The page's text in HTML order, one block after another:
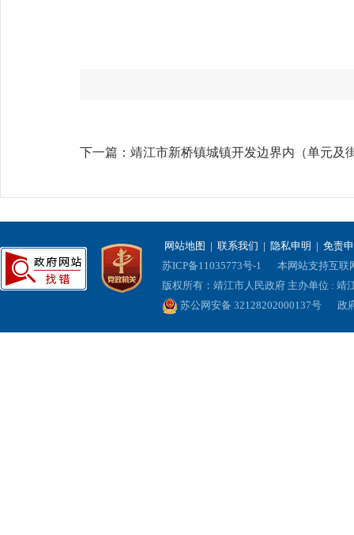
下一篇： 靖江市新桥镇城镇开发边界内（单元及
网站地图 | 联系我们 | 隐私申明 | 免责
苏ICP备11035773号-1
本网站支持互联
版权所有：靖江市人民政府 主办单位 : 靖
苏公网安备 32128202000137号
政